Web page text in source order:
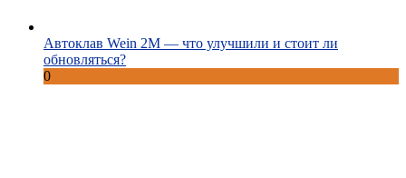
Автоклав Wein 2M — что улучшили и стоит ли
обновляться?
0